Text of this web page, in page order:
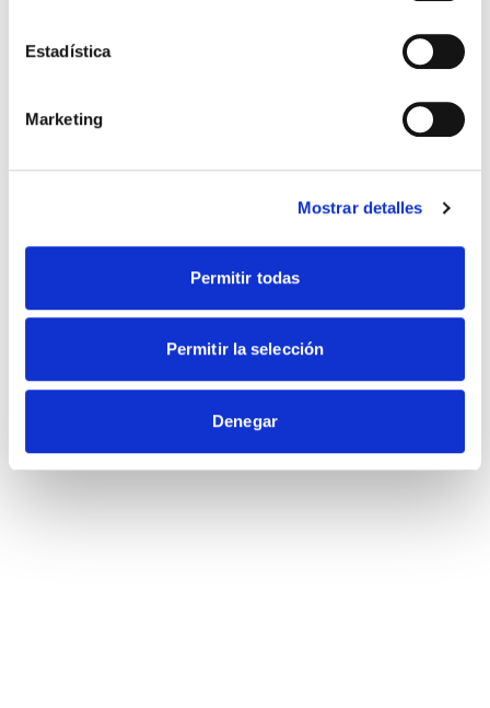
Estadística
Marketing
Mostrar detalles
Permitir todas
Permitir la selección
Denegar